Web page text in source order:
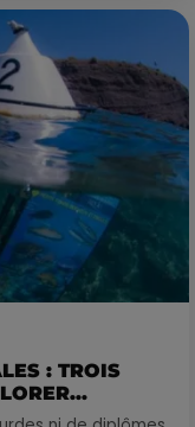
: TROIS